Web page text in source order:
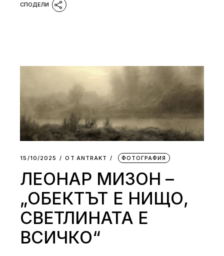
15/10/2025 ОТ АNTRAKT ФОТОГРАФИЯ
ЛЕОНАР МИЗОН –
„ОБЕКТЪТ Е НИЩО,
СВЕТЛИНАТА Е
ВСИЧКО“